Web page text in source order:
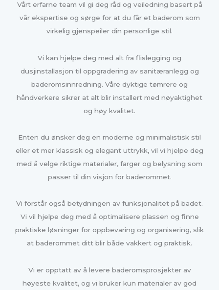
Vårt erfarne team vil gi deg råd og veiledning basert på
vår ekspertise og sørge for at du får et baderom som
virkelig gjenspeiler din personlige stil.
Vi kan hjelpe deg med alt fra flislegging og
dusjinstallasjon til oppgradering av sanitæranlegg og
baderomsinnredning. Våre dyktige tømrere og
håndverkere sikrer at alt blir installert med nøyaktighet
og høy kvalitet.
Enten du ønsker deg en moderne og minimalistisk stil
eller et mer klassisk og elegant uttrykk, vil vi hjelpe deg
med å velge riktige materialer, farger og belysning som
passer til din visjon for baderommet.
Vi forstår også betydningen av funksjonalitet på badet.
Vi vil hjelpe deg med å optimalisere plassen og finne
praktiske løsninger for oppbevaring og organisering, slik
at baderommet ditt blir både vakkert og praktisk.
Vi er opptatt av å levere baderomsprosjekter av
høyeste kvalitet, og vi bruker kun materialer av god